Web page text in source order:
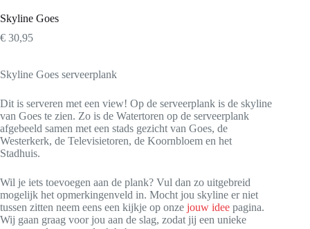
Skyline Goes
€ 30,95
Skyline Goes serveerplank
Dit is serveren met een view! Op de serveerplank is de skyline
van Goes te zien. Zo is de Watertoren op de serveerplank
afgebeeld samen met een stads gezicht van Goes, de
Westerkerk, de Televisietoren, de Koornbloem en het
Stadhuis.
Wil je iets toevoegen aan de plank? Vul dan zo uitgebreid
mogelijk het opmerkingenveld in. Mocht jou skyline er niet
tussen zitten neem eens een kijkje op onze jouw idee pagina.
Wij gaan graag voor jou aan de slag, zodat jij een unieke